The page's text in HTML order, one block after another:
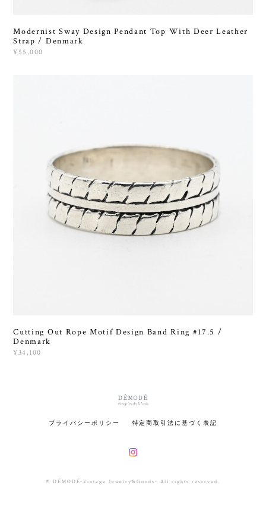
Modernist Sway Design Pendant Top With Deer Leather
Strap / Denmark
¥55,000
Cutting Out Rope Motif Design Band Ring #17.5 /
Denmark
¥34,100
プライバシーポリシー 特定商取引法に基づく表記
© DÉMODÉ-Vintage Jewelry&Goods- All rights reserved.